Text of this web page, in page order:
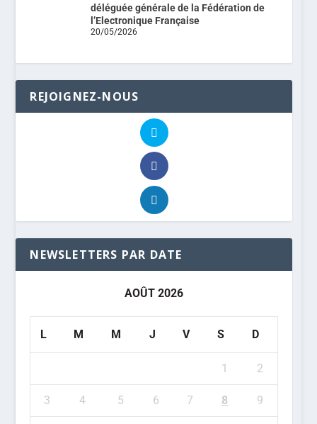
déléguée générale de la Fédération de
l’Electronique Française
20/05/2026
REJOIGNEZ-NOUS
NEWSLETTERS PAR DATE
AOÛT 2026
L M M J V S D
1 2
3 4 5 6 7 8 9